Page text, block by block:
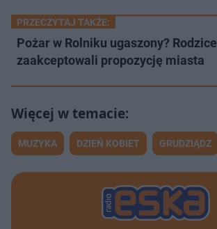
PRZECZYTAJ TAKŻE:
Pożar w Rolniku ugaszony? Rodzice
zaakceptowali propozycję miasta
MUZYKA DZIEŃ KOBIET GRUDZIĄDZ